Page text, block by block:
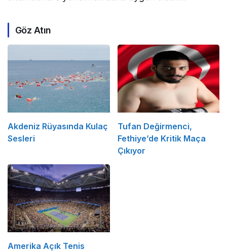
Göz Atın
Akdeniz Rüyasında Kulaç
Sesleri
Tufan Değirmenci,
Fethiye’de Kritik Maça
Çıkıyor
Amerika Açık Tenis